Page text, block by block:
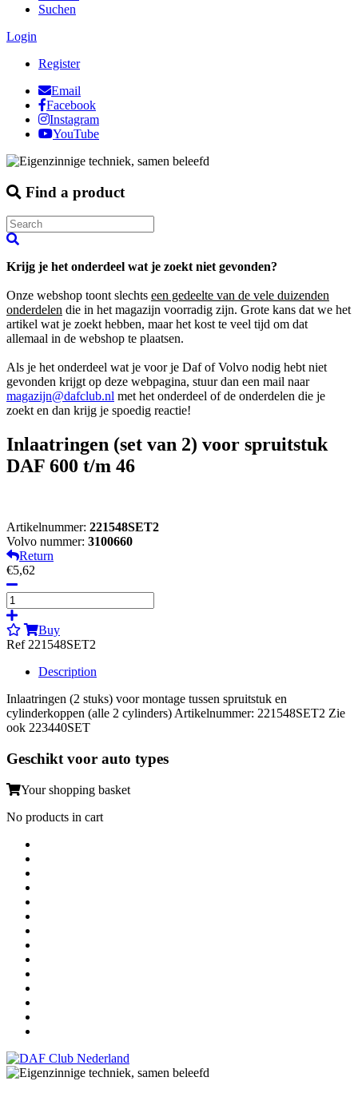
Suchen
Login
Register
Email
Facebook
Instagram
YouTube
Find a product
Krijg je het onderdeel wat je zoekt niet gevonden?
Onze webshop toont slechts een gedeelte van de vele duizenden
onderdelen die in het magazijn voorradig zijn. Grote kans dat we het
artikel wat je zoekt hebben, maar het kost te veel tijd om dat
allemaal in de webshop te plaatsen.
Als je het onderdeel wat je voor je Daf of Volvo nodig hebt niet
gevonden krijgt op deze webpagina, stuur dan een mail naar
magazijn@dafclub.nl met het onderdeel of de onderdelen die je
zoekt en dan krijg je spoedig reactie!
Inlaatringen (set van 2) voor spruitstuk
DAF 600 t/m 46
Artikelnummer: 221548SET2
Volvo nummer: 3100660
Return
€5,62
Buy
Ref 221548SET2
Description
Inlaatringen (2 stuks) voor montage tussen spruitstuk en
cylinderkoppen (alle 2 cylinders) Artikelnummer: 221548SET2 Zie
ook 223440SET
Geschikt voor auto types
Your shopping basket
No products in cart